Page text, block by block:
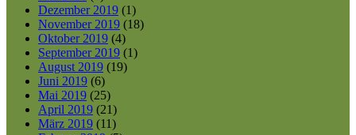
Dezember 2019 (1)
November 2019 (18)
Oktober 2019 (4)
September 2019 (1)
August 2019 (19)
Juni 2019 (6)
Mai 2019 (25)
April 2019 (21)
März 2019 (11)